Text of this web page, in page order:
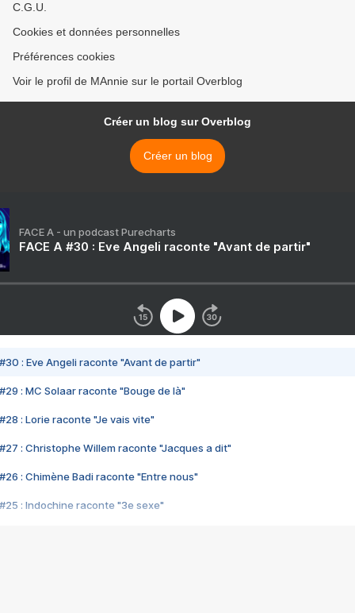
C.G.U.
Cookies et données personnelles
Préférences cookies
Voir le profil de MAnnie sur le portail Overblog
Créer un blog sur Overblog
Créer un blog
FACE A - un podcast Purecharts
FACE A #30 : Eve Angeli raconte "Avant de partir"
#30 : Eve Angeli raconte "Avant de partir"
#29 : MC Solaar raconte "Bouge de là"
#28 : Lorie raconte "Je vais vite"
#27 : Christophe Willem raconte "Jacques a dit"
#26 : Chimène Badi raconte "Entre nous"
#25 : Indochine raconte "3e sexe"